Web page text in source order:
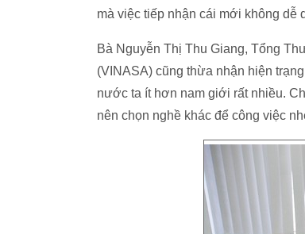
mà việc tiếp nhận cái mới không dễ
Bà Nguyễn Thị Thu Giang, Tổng
(VINASA) cũng thừa nhận hiện
nước ta ít hơn nam giới rất nhiều.
nên chọn nghề khác để công việc